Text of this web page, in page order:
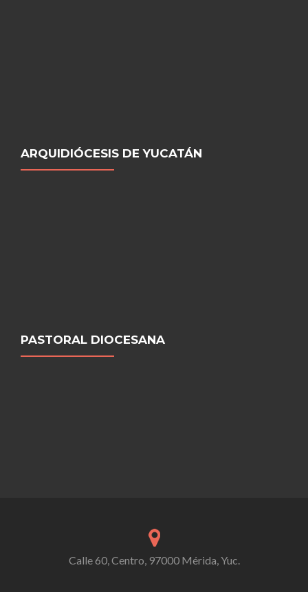
ARQUIDIÓCESIS DE YUCATÁN
PASTORAL DIOCESANA
Calle 60, Centro, 97000 Mérida, Yuc.